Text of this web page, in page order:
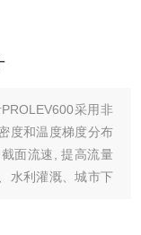
采用非
度和温度梯度分布
面流速, 提高流量
水利灌溉、城市下